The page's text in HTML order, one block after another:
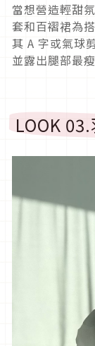
當想營造輕甜
套和百褶裙為
其 A 字或氣球
並露出腿部最
LOOK 03.